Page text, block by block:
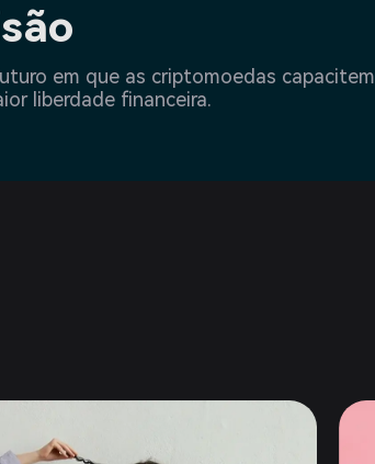
em que as criptomoedas capacitem
liberdade financeira.